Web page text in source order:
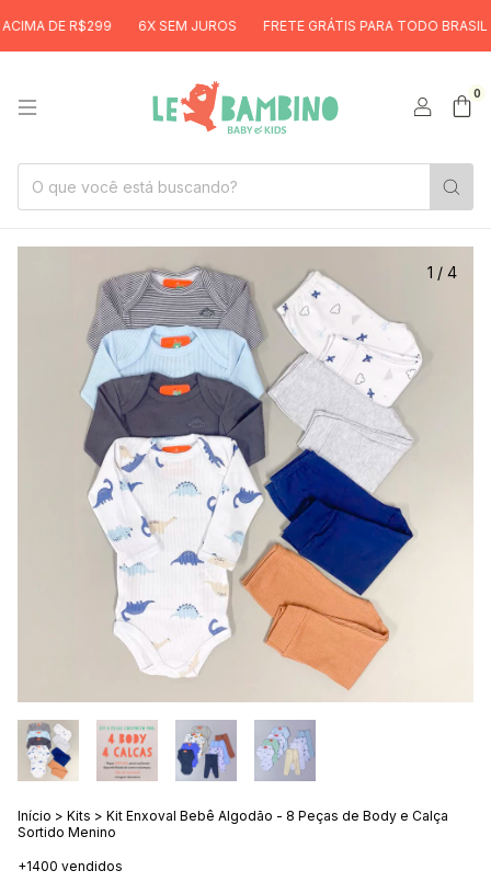
DE R$299 6X SEM JUROS FRETE GRÁTIS PARA TODO BRASIL
0
1 / 4
Início > Kits > Kit Enxoval Bebê Algodão - 8 Peças de Body e Calça
Sortido Menino
+1400 vendidos